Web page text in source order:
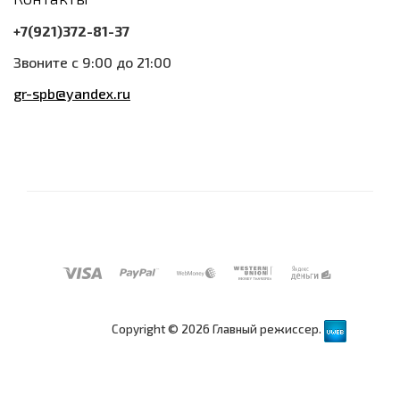
+7(921)372-81-37
Звоните с 9:00 до 21:00
gr-spb@yandex.ru
Copyright © 2026 Главный режиссер.